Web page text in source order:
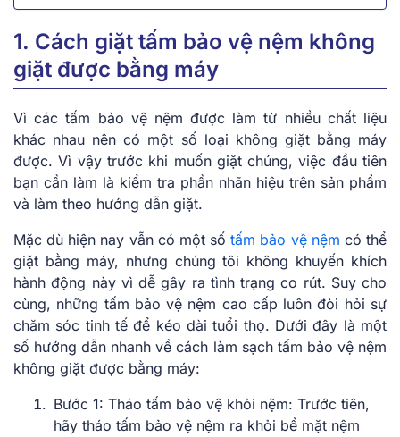
1. Cách giặt tấm bảo vệ nệm không
giặt được bằng máy
Vì các tấm bảo vệ nệm được làm từ nhiều chất liệu
khác nhau nên có một số loại không giặt bằng máy
được. Vì vậy trước khi muốn giặt chúng, việc đầu tiên
bạn cần làm là kiểm tra phần nhãn hiệu trên sản phẩm
và làm theo hướng dẫn giặt.
Mặc dù hiện nay vẫn có một sốtấm bảo vệ nệm có thể
giặt bằng máy, nhưng chúng tôi không khuyến khích
hành động này vì dễ gây ra tình trạng co rút. Suy cho
cùng, những tấm bảo vệ nệm cao cấp luôn đòi hỏi sự
chăm sóc tinh tế để kéo dài tuổi thọ. Dưới đây là một
số hướng dẫn nhanh về cách làm sạch tấm bảo vệ nệm
không giặt được bằng máy:
Bước 1: Tháo tấm bảo vệ khỏi nệm: Trước tiên,
hãy tháo tấm bảo vệ nệm ra khỏi bề mặt nệm